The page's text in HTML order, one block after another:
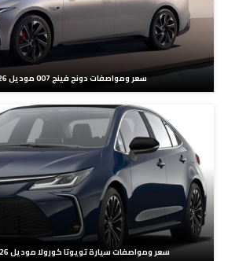
سعر ومواصفات دونج فينج 007 موديل 2026 في مصر
سعر ومواصفات سيارة تويوتا كورولا موديل 2026 هايبرد في مصر